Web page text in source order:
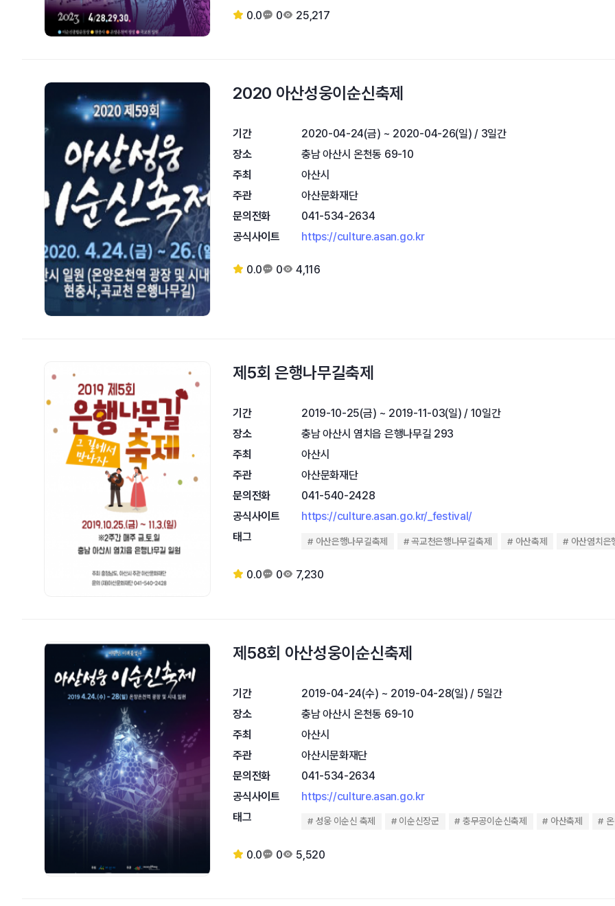
0.0 0 25,217
2020 아산성웅이순신축제
기간
2020-04-24(금) ~ 2020-04-26(일) / 3일간
장소
충남 아산시 온천동 69-10
주최
아산시
주관
아산문화재단
문의전화
041-534-2634
공식사이트
https://culture.asan.go.kr
0.0 0 4,116
제5회 은행나무길축제
기간
2019-10-25(금) ~ 2019-11-03(일) / 10일간
장소
충남 아산시 염치읍 은행나무길 293
주최
아산시
주관
아산문화재단
문의전화
041-540-2428
공식사이트
https://culture.asan.go.kr/_festival/
태그
아산은행나무길축제 곡교천은행나무길축제 아산축제 아산염치은
0.0 0 7,230
제58회 아산성웅이순신축제
기간
2019-04-24(수) ~ 2019-04-28(일) / 5일간
장소
충남 아산시 온천동 69-10
주최
아산시
주관
아산시문화재단
문의전화
041-534-2634
공식사이트
https://culture.asan.go.kr
태그
성웅 이순신 축제 이순신장군 충무공이순신축제 아산축제
0.0 0 5,520